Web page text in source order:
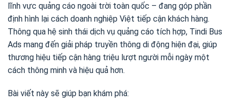
lĩnh vực quảng cáo ngoài trời toàn quốc – đang góp phần
định hình lại cách doanh nghiệp Việt tiếp cận khách hàng.
Thông qua hệ sinh thái dịch vụ quảng cáo tích hợp, Tindi Bus
Ads mang đến giải pháp truyền thông di động hiện đại, giúp
thương hiệu tiếp cận hàng triệu lượt người mỗi ngày một
cách thông minh và hiệu quả hơn.
Bài viết này sẽ giúp bạn khám phá: